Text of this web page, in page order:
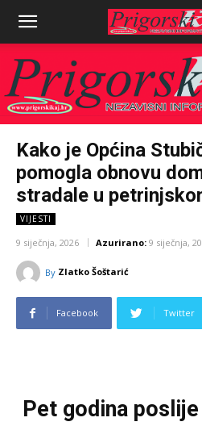
Kako je Općina
pomogla obnovu
stradale u
VIJESTI
9 siječnja, 2026 Azurirano: 9 siječnja,
By Zlatko Šoštarić
Facebook Twitter
Pet godina